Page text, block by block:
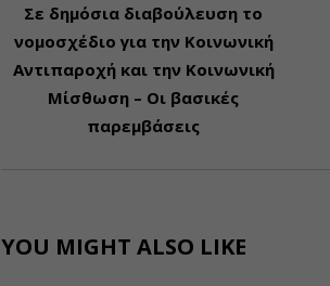
Σε δημόσια διαβούλευση το
νομοσχέδιο για την Κοινωνική
Αντιπαροχή και την Κοινωνική
Μίσθωση – Οι βασικές
παρεμβάσεις
YOU MIGHT ALSO LIKE